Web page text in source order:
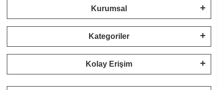
Kurumsal
Kategoriler
Kolay Erişim